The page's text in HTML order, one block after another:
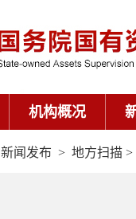
机构概况
新闻发布 > 地方扫描 >